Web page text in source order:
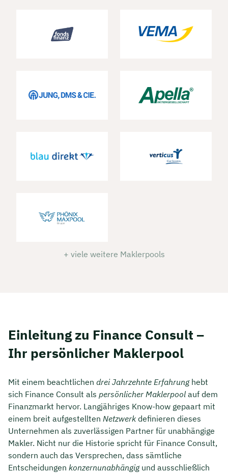
+ viele weitere Maklerpools
Einleitung zu Finance Consult –
Ihr persönlicher Maklerpool
Mit einem beachtlichen drei Jahrzehnte Erfahrunghebt
sich Finance Consult als persönlicher Maklerpool auf dem
Finanzmarkt hervor. Langjähriges Know-how gepaart mit
einem breit aufgestellten Netzwerkdefinieren dieses
Unternehmen als zuverlässigen Partner für unabhängige
Makler. Nicht nur die Historie spricht für Finance Consult,
sondern auch das Versprechen, dass sämtliche
Entscheidungen konzernunabhängigund ausschließlich